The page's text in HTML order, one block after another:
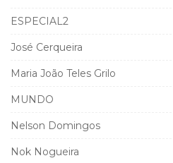
ESPECIAL2
José Cerqueira
Maria João Teles Grilo
MUNDO
Nelson Domingos
Nok Nogueira